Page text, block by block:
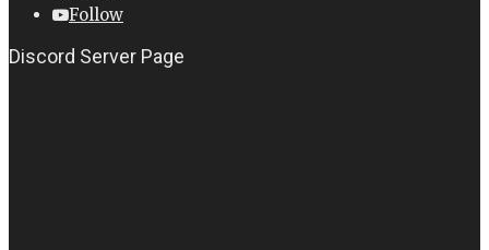
Follow
Discord Server Page